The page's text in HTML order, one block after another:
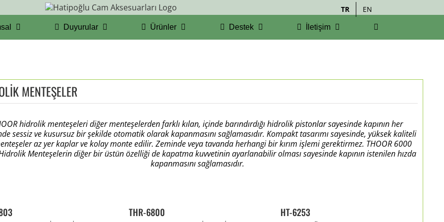
TR EN
Duyurular Ürünler Destek İletişim
MENTEŞELER
hidrolik menteşeleri diğer menteşelerden farklı kılan, içindebarındırdığı hidrolik pistonlar sayesinde kapının her
sessiz ve kusursuzbir şekilde otomatik olarak kapanmasını sağlamasıdır. Kompakt tasarımı sayesinde, yüksek kaliteli
az yer kaplar ve kolaymonte edilir. Zeminde veya tavanda herhangi bir kırım işlemi gerektirmez. THOOR 6000
Menteşelerin diğer bir üstün özelliği de kapatma kuvvetininayarlanabilir olması sayesinde kapının istenilen hızda
kapanmasını sağlamasıdır.
THR-6800 HT-6253